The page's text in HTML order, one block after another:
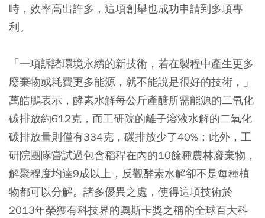
時，效率高出許多，這項創舉也成功申請到多項專
利。
「一項訴諸環境永續的新技術，若在製程中產生更多
廢棄物或耗費更多能源，就不能說是很好的技術，」
萬皓鵬表示，酵素水解每公斤產醣所需能源的二氧化
碳排放約612克，而工研院的離子溶液水解的二氧化
碳排放量則僅有334克，碳排放少了40%；此外，工
研院團隊嘗試過包含稻稈在內的10餘種農林廢棄物，
解聚程度均達9成以上，反觀酵素水解卻不是每種植
物都可以分解。諸多優異之處，使得這項技術於
2013年榮獲有科技界的奧斯卡獎之稱的全球百大科